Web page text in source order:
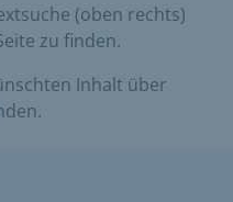
(oben rechts)
zu finden.
Inhalt über